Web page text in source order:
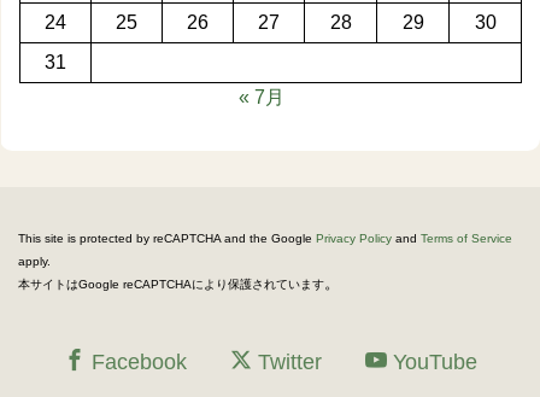
24
25 26 27 28 29
30
31
« 7月
This site is protected by reCAPTCHA and the Google Privacy Policy and Terms of Service
apply.
本サイトはGoogle reCAPTCHAにより保護されています。
Facebook Twitter YouTube